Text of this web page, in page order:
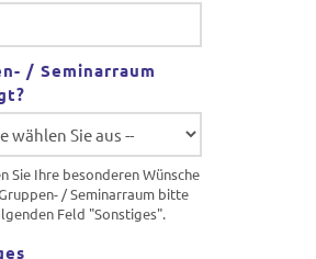
/ Seminarraum
Sie Ihre besonderen Wünsche
/ Seminarraum bitte
Feld "Sonstiges".